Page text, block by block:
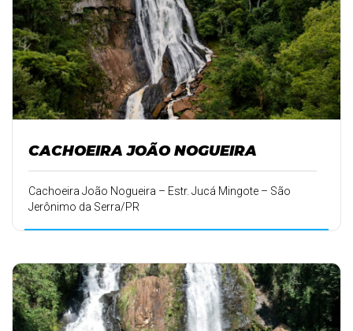
CACHOEIRA JOÃO NOGUEIRA
Cachoeira João Nogueira – Estr. Jucá Mingote – São
Jerônimo da Serra/PR